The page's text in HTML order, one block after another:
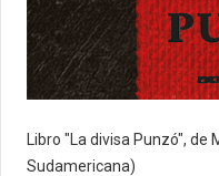
Libro "La divisa Punzó", de
Sudamericana)